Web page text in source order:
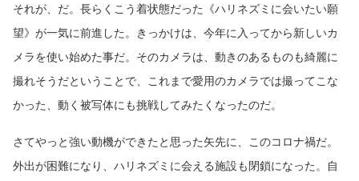
それが、だ。長らくこう着状態だった《ハリネズミに会いたい願
望》が一気に前進した。きっかけは、今年に入ってから新しいカ
メラを使い始めた事だ。そのカメラは、動きのあるものも綺麗に
撮れそうだということで、これまで愛用のカメラでは撮ってこな
かった、動く被写体にも挑戦してみたくなったのだ。
さてやっと強い動機ができたと思った矢先に、このコロナ禍だ。
外出が困難になり、ハリネズミに会える施設も閉鎖になった。自